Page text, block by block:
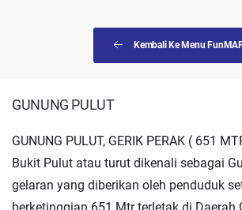
Kembali Ke Menu
GUNUNG PULUT
GUNUNG PULUT, GERIK PERAK ( 651
Bukit Pulut atau turut dikenali sebagai
gelaran yang diberikan oleh penduduk
berketinggian 651 Mtr terletak di Daerah